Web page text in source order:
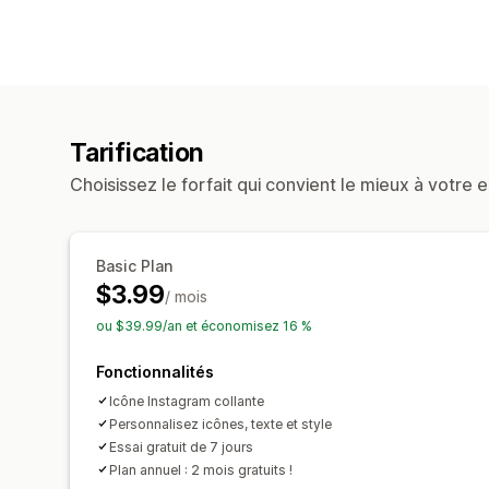
Tarification
Choisissez le forfait qui convient le mieux à votre
Basic Plan
$3.99/ mois
ou $39.99/an et économisez 16 %
Fonctionnalités
Icône Instagram collante
Personnalisez icônes, texte et style
Essai gratuit de 7 jours
Plan annuel : 2 mois gratuits !